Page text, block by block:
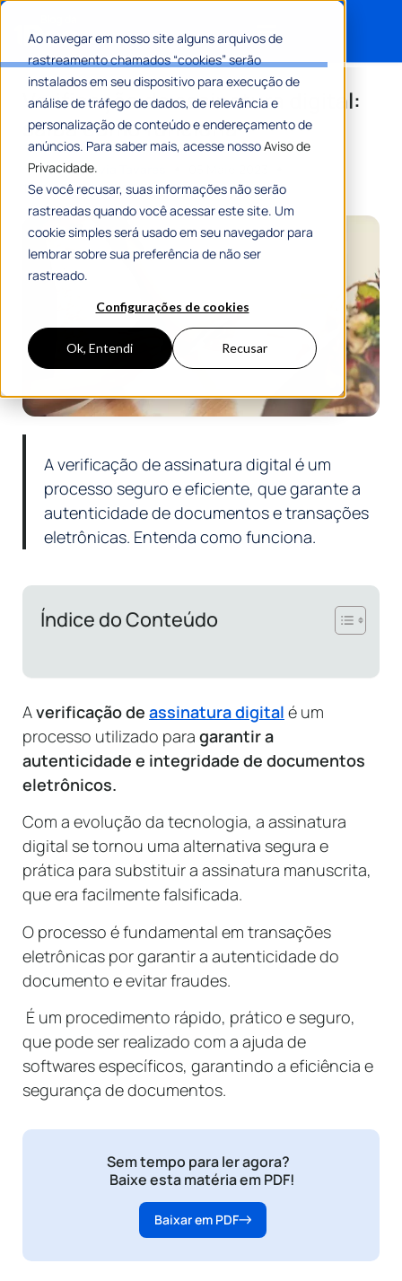
Ao navegar em nosso site alguns arquivos de
rastreamento chamados “cookies” serão
instalados em seu dispositivo para execução de
análise de tráfego de dados, de relevância e
personalização de conteúdo e endereçamento de
anúncios. Para saber mais, acesse nossoAviso de
Privacidade.
Se você recusar, suas informações não serão
rastreadas quando você acessar este site. Um
cookie simples será usado em seu navegador para
lembrar sobre sua preferência de não ser
rastreado.
Configurações de cookies
Ok, Entendi Recusar
Verificação de assinatura digital:
saiba como funciona
PorMaria Flávia Tavares
11 Min De Leitura
A verificação de assinatura digital é um
processo seguro e eficiente, que garante a
autenticidade de documentos e transações
eletrônicas. Entenda como funciona.
Índice do Conteúdo
Averificação de assinatura digital é um
processo utilizado para garantir a
autenticidade e integridade de documentos
eletrônicos.
Com a evolução da tecnologia, a assinatura
digital se tornou uma alternativa segura e
prática para substituir a assinatura manuscrita,
que era facilmente falsificada.
O processo é fundamental em transações
eletrônicas por garantir a autenticidade do
documento e evitar fraudes.
É um procedimento rápido, prático e seguro,
que pode ser realizado com a ajuda de
softwares específicos, garantindo a eficiência e
segurança de documentos.
Sem tempo para ler agora?
Baixe esta matéria em PDF!
Baixar em PDF